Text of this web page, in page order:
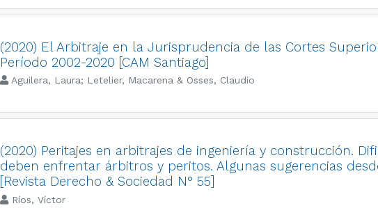
(2020) El Arbitraje en la Jurisprudencia de las Cortes
Período 2002-2020 [CAM Santiago]
Aguilera, Laura; Letelier, Macarena & Osses, Claudio
(2020) Peritajes en arbitrajes de ingeniería y construcción.
deben enfrentar árbitros y peritos. Algunas sugerencias
[Revista Derecho & Sociedad N° 55]
Ríos, Víctor